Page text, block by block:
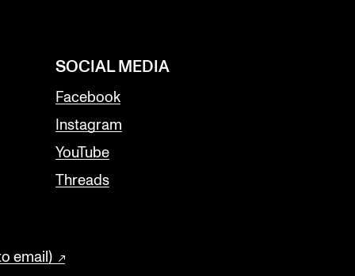
email)
SOCIAL MEDIA
Facebook
Instagram
YouTube
Threads